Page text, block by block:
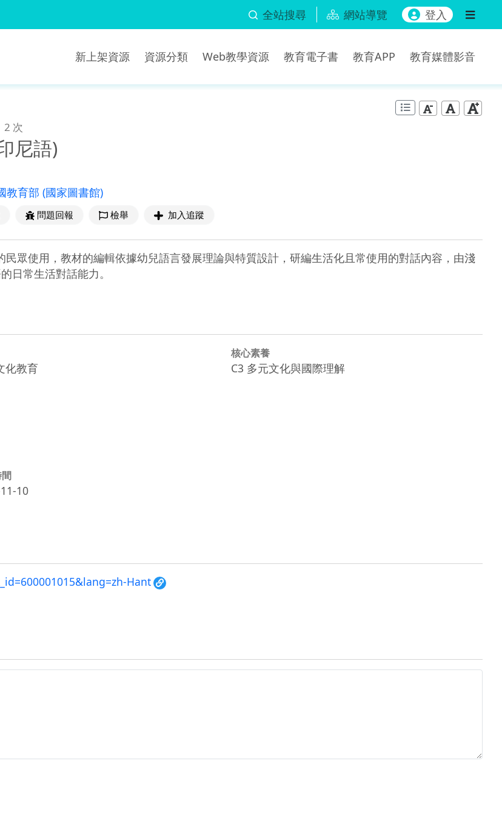
全站搜尋 網站導覽 登入
新上架資源 資源分類 Web教學資源 教育電子書 教育APP 教育媒體影音
2 次
尼語)
教育部 (國家圖書館)
問題回報 檢舉 加入追蹤
眾使用，教材的編輯依據幼兒語言發展理論與特質設計，研編生活化且常使用的對話內容，由淺
日常生活對話能力。
化教育
核心素養
C3 多元文化與國際理解
10
Hant